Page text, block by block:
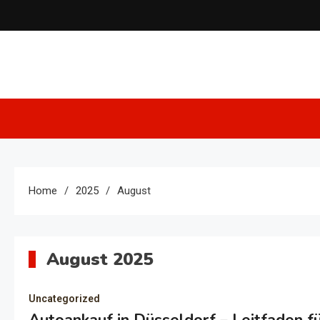
to
Home 2025 August
August 2025
Uncategorized